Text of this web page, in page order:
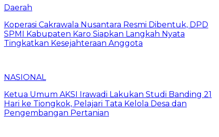
Daerah
Koperasi Cakrawala Nusantara Resmi Dibentuk, DPD
SPMI Kabupaten Karo Siapkan Langkah Nyata
Tingkatkan Kesejahteraan Anggota
NASIONAL
Ketua Umum AKSI Irawadi Lakukan Studi Banding 21
Hari ke Tiongkok, Pelajari Tata Kelola Desa dan
Pengembangan Pertanian